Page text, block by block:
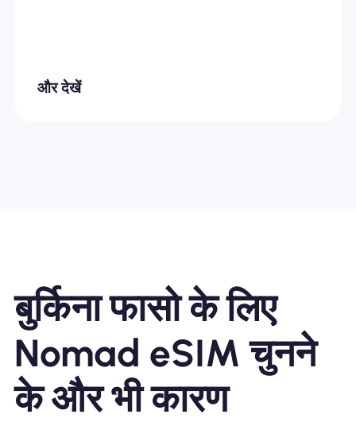
और देखें
बुर्किना फासो के लिए
Nomad eSIM चुनने
के और भी कारण